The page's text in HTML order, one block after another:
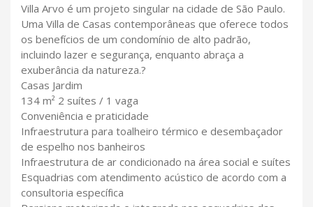
Villa Arvo é um projeto singular na cidade de São Paulo.
Uma Villa de Casas contemporâneas que oferece todos
os benefícios de um condomínio de alto padrão,
incluindo lazer e segurança, enquanto abraça a
exuberância da natureza.?
Casas Jardim
134 m² 2 suítes / 1 vaga
Conveniência e praticidade
Infraestrutura para toalheiro térmico e desembaçador
de espelho nos banheiros
Infraestrutura de ar condicionado na área social e suítes
Esquadrias com atendimento acústico de acordo com a
consultoria específica